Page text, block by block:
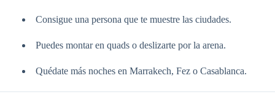
Consigue una persona que te muestre las ciudades.
Puedes montar en quads o deslizarte por la arena.
Quédate más noches en Marrakech, Fez o Casablanca.